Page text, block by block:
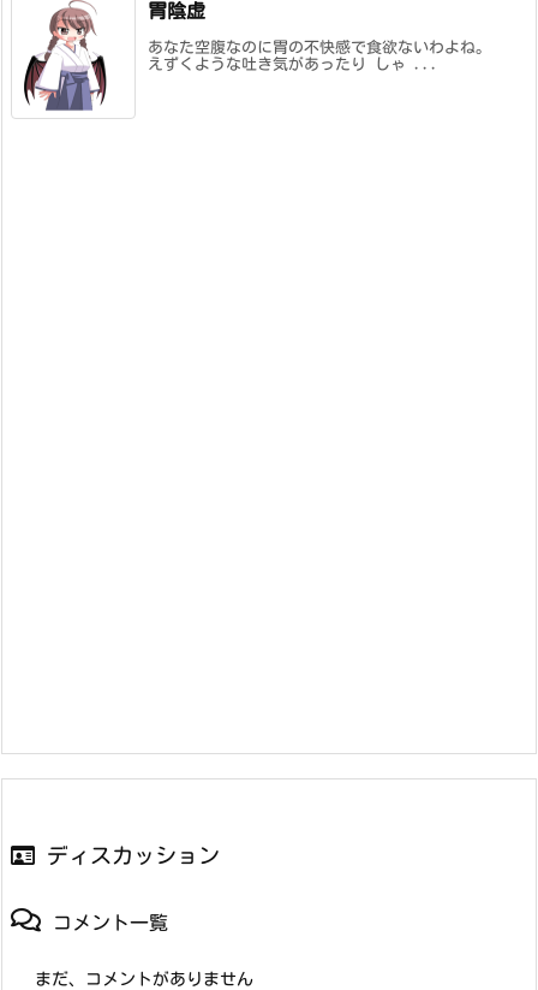
胃陰虚
あなた空腹なのに胃の不快感で食欲ないわよね。
えずくような吐き気があったり しゃ ...
ディスカッション
コメント一覧
まだ、コメントがありません